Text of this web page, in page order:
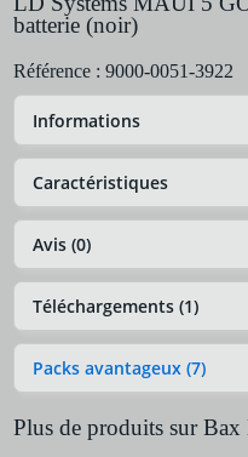
batterie (noir)
Référence : 9000-0051-3922
Informations
Caractéristiques
Avis (0)
Téléchargements (1)
Packs avantageux (7)
Plus de produits sur Bax